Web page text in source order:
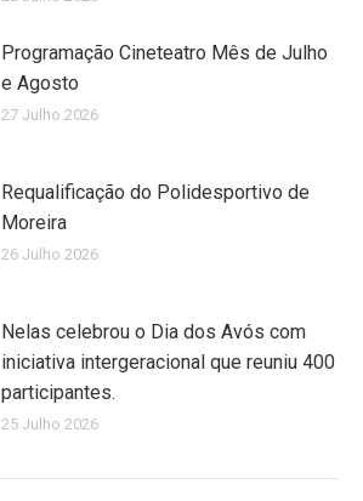
Programação Cineteatro Mês de Julho
e Agosto
27 Julho 2026
Requalificação do Polidesportivo de
Moreira
26 Julho 2026
Nelas celebrou o Dia dos Avós com
iniciativa intergeracional que reuniu 400
participantes.
25 Julho 2026